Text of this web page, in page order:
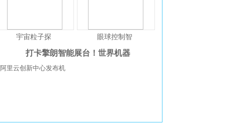
宇宙粒子探 眼球控制智
打卡擎朗智能展台！世界机器
阿里云创新中心发布机